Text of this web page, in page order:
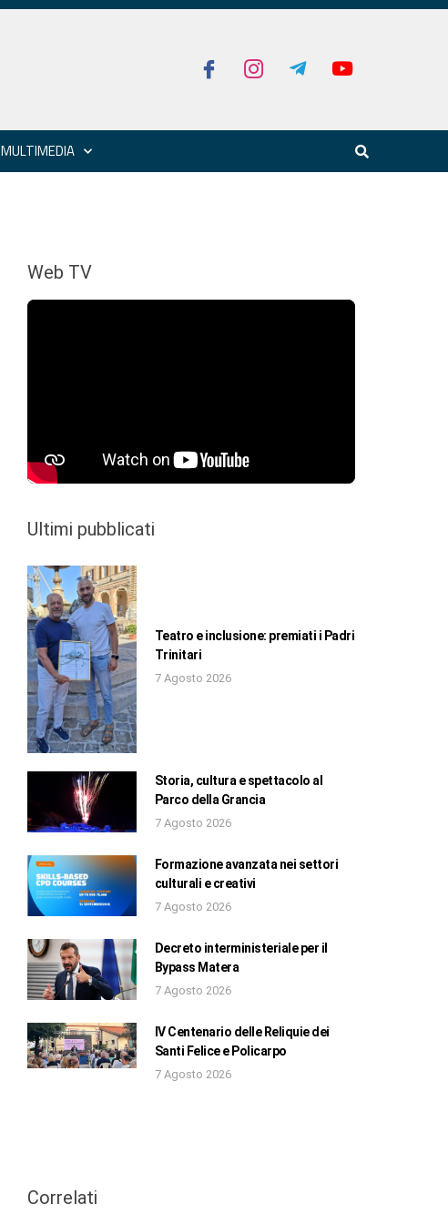
MULTIMEDIA
Web TV
Ultimi pubblicati
Teatro e inclusione: premiati i Padri
Trinitari
7 Agosto 2026
Storia, cultura e spettacolo al
Parco della Grancia
7 Agosto 2026
Formazione avanzata nei settori
culturali e creativi
7 Agosto 2026
Decreto interministeriale per il
Bypass Matera
7 Agosto 2026
IV Centenario delle Reliquie dei
Santi Felice e Policarpo
7 Agosto 2026
Correlati